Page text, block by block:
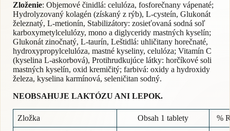
Zloženie: Objemové činidlá: celulóza, fosforečnany vápenaté;
Hydrolyzovaný kolagén (získaný z rýb), L-cysteín, Glukonát
železnatý, L-metionín, Stabilizátory: zosieťovaná sodná soľ
karboxymetylcelulózy, mono a diglyceridy mastných kyselín;
Glukonát zinočnatý, L-taurín, Leštidlá: uhličitany horečnaté,
hydroxypropylcelulóza, mastné kyseliny, celulóza; Vitamín C
(kyselina L-askorbová), Protihrudkujúce látky: horčíkové soli
mastných kyselín, oxid kremičitý; farbivá: oxidy a hydroxidy
železa, kyselina karmínová, seleničitan sodný.
NEOBSAHUJE LAKTÓZU ANI LEPOK.
Zložka Obsah 1 tablety %